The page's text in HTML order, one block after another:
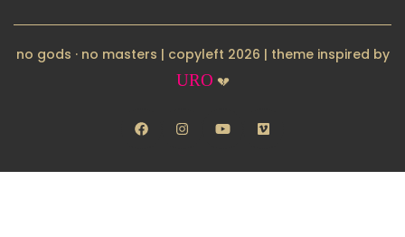
no gods · no masters | copyleft 2026 | theme inspired by
URO 💔
facebookinstagramyoutubevimeo